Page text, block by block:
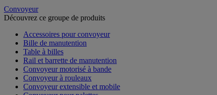
Convoyeur
Découvrez ce groupe de produits
Accessoires pour convoyeur
Bille de manutention
Table à billes
Rail et barrette de manutention
Convoyeur motorisé à bande
Convoyeur à rouleaux
Convoyeur extensible et mobile